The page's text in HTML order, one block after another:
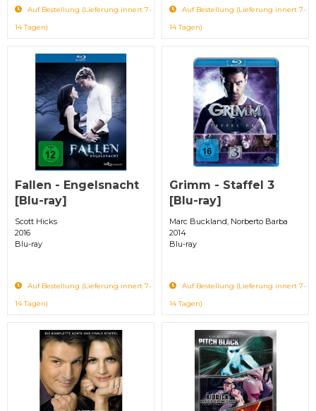
Auf Bestellung (Lieferung innert 7-
14 Tagen)
Auf Bestellung (Lieferung innert 7-
14 Tagen)
Fallen - Engelsnacht
[Blu-ray]
Scott Hicks
2016
Blu-ray
Auf Bestellung (Lieferung innert 7-
14 Tagen)
Grimm - Staffel 3
[Blu-ray]
Marc Buckland, Norberto Barba
2014
Blu-ray
Auf Bestellung (Lieferung innert 7-
14 Tagen)